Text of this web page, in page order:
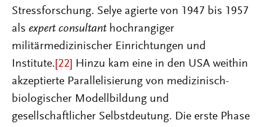
Stressforschung. Selye agierte von 1947 bis 1957
als expert consultant hochrangiger
militärmedizinischer Einrichtungen und
Institute. [22] Hinzu kam eine in den USA weithin
akzeptierte Parallelisierung von medizinisch-
biologischer Modellbildung und
gesellschaftlicher Selbstdeutung. Die erste Phase